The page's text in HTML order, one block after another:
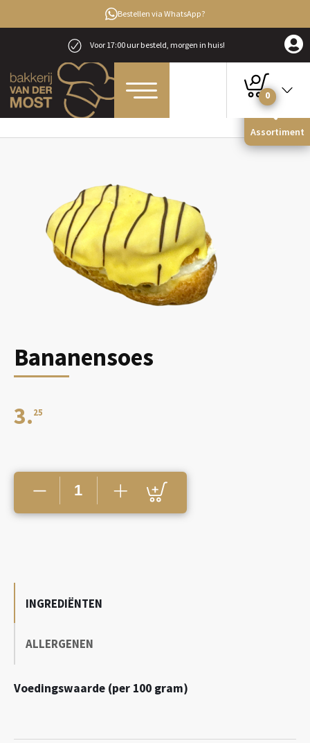
Bestellen via WhatsApp?
Voor 17:00 uur besteld, morgen in huis!
0
Assortiment
Home Gebak & Koeken Gebak
Bananensoes
3. 25
INGREDIËNTEN
ALLERGENEN
Voedingswaarde (per 100 gram)